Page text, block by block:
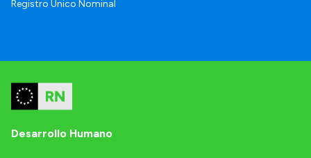
Registro Único Nominal
Desarrollo Humano